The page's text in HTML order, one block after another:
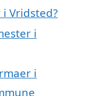
Vridsted?
i
i